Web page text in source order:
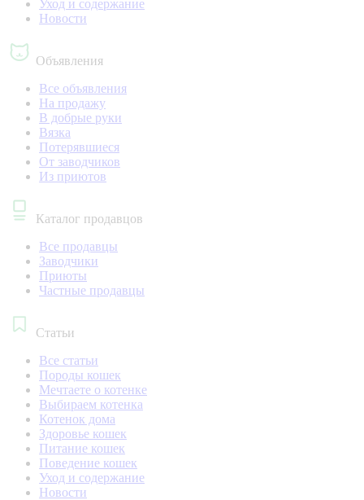
Уход и содержание
Новости
Объявления
Все объявления
На продажу
В добрые руки
Вязка
Потерявшиеся
От заводчиков
Из приютов
Каталог продавцов
Все продавцы
Заводчики
Приюты
Частные продавцы
Статьи
Все статьи
Породы кошек
Мечтаете о котенке
Выбираем котенка
Котенок дома
Здоровье кошек
Питание кошек
Поведение кошек
Уход и содержание
Новости